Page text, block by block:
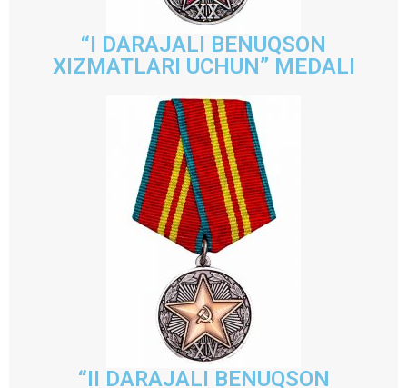
“I DARAJALI BENUQSON
XIZMATLARI UCHUN” MEDALI
“II DARAJALI BENUQSON